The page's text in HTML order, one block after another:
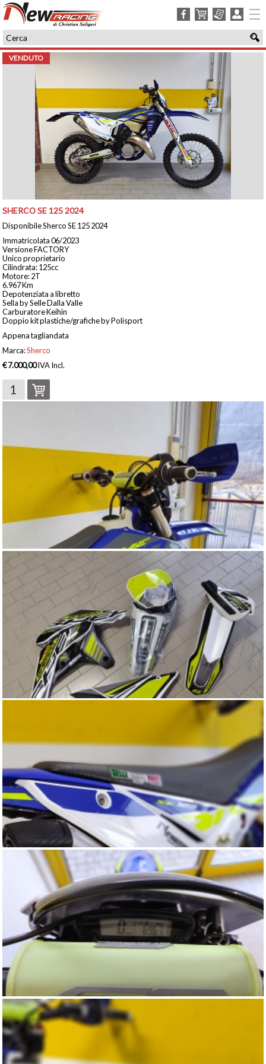
facebookcarrelloordini login
SHERCO SE 125 2024
VENDUTO
Disponibile Sherco SE 125 2024
Immatricolata 06/2023
Versione FACTORY
Unico proprietario
Cilindrata: 125cc
Motore: 2T
6.967 Km
Depotenziata a libretto
Sella by Selle Dalla Valle
Carburatore Keihin
Doppio kit plastiche/grafiche by Polisport
Appena tagliandata
Marca:Sherco
€ 7.000,00IVA Incl.